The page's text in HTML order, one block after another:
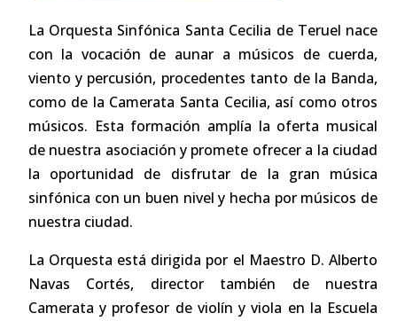
La Orquesta Sinfónica Santa Cecilia de Teruel nace
con la vocación de aunar a músicos de cuerda,
viento y percusión, procedentes tanto de la Banda,
como de la Camerata Santa Cecilia, así como otros
músicos. Esta formación amplía la oferta musical
de nuestra asociación y promete ofrecer a la ciudad
la oportunidad de disfrutar de la gran música
sinfónica con un buen nivel y hecha por músicos de
nuestra ciudad.
La Orquesta está dirigida por el Maestro D. Alberto
Navas Cortés, director también de nuestra
Camerata y profesor de violín y viola en la Escuela